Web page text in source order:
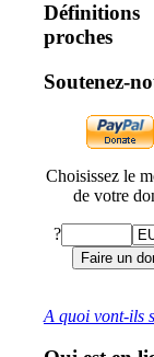
Définitions
proches
Soutenez-
Choisissez le
de votre
?
A quoi vont-ils